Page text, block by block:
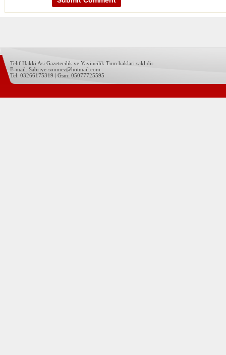
Telif Hakki Asi Gazetecilik ve Yayincilik Tum haklari saklidir.
E-mail: Sabriye-sonmez@hotmail.com
Tel: 03266175319 | Gsm: 05077725595